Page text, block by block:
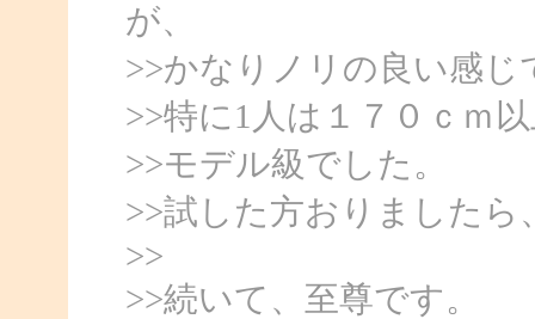
が、
>>かなりノリの良い感じ
>>特に1人は１７０ｃｍ
>>モデル級でした。
>>試した方おりました
>>
>>続いて、至尊です。